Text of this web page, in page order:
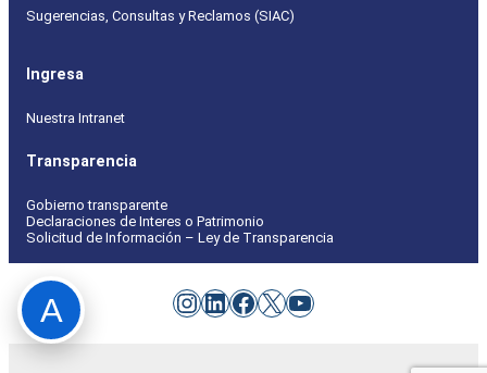
Sugerencias, Consultas y Reclamos (SIAC)
Ingresa
Nuestra Intranet
Transparencia
Gobierno transparente
Declaraciones de Interes o Patrimonio
Solicitud de Información – Ley de Transparencia
Instagram
LinkedIn
Facebook
X YouTube
A